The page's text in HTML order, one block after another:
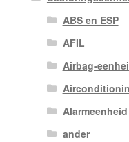
ABS en ESP
AFIL
Airbag-
Alarmeenheid
ander